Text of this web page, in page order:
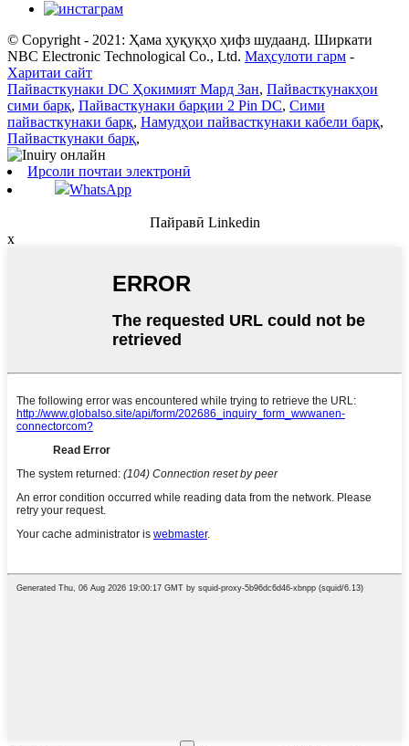
© Copyright - 2021: Ҳама ҳуқуқҳо ҳифз шудаанд. Ширкати
NBC Electronic Technological Co., Ltd. Маҳсулоти гарм -
Харитаи сайт
Пайвасткунаки DC Ҳокимият Мард Зан, Пайвасткунакҳои
сими барқ, Пайвасткунаки барқии 2 Pin DC, Сими
пайвасткунаки барқ, Намудҳои пайвасткунаки кабели барқ,
Пайвасткунаки барқ,
Ирсоли почтаи электронӣ
WhatsApp
Пайравӣ Linkedin
x